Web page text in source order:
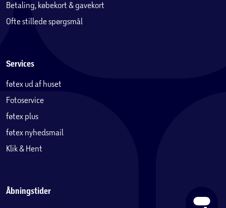
Betaling, købekort & gavekort
Ofte stillede spørgsmål
Services
føtex ud af huset
Fotoservice
føtex plus
føtex nyhedsmail
Klik & Hent
Åbningstider